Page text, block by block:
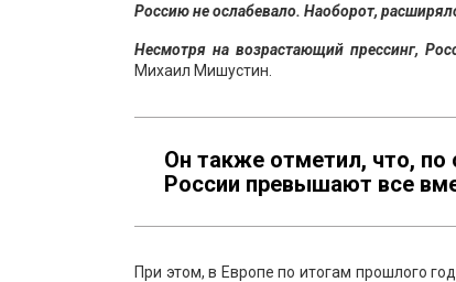
Россию не ослабевало. Наоборот,
Несмотря на возрастающий прессинг,
Михаил Мишустин.
Он также отметил, что, по
России превышают все
При этом, в Европе по итогам прошлого